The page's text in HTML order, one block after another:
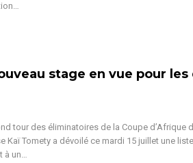
…
stage en vue pour les
tour des éliminatoires de la Coupe d’Afrique
Kaï Tomety a dévoilé ce mardi 15 juillet une
à un…